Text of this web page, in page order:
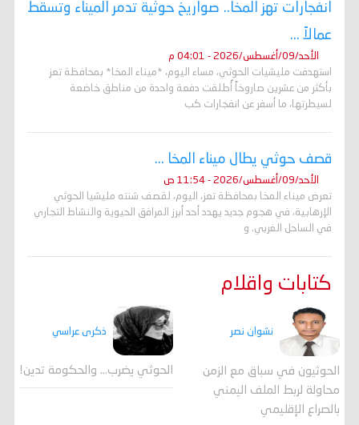
انفجارات تهز المخا.. صواريخ حوثية تدمر الميناء وتسقط
عمالاً ...
الأحد/09/أغسطس/2026 - 04:01 م
استهدفت مليشيات الحوثي، مساء اليوم، *ميناء المخا* بمحافظة تعز
بأكثر من عشرين صاروخاً أُطلقت دفعة واحدة من مناطق خاضعة
لسيطرتها، ما أسفر عن انفجارات كب
قصف حوثي يطال ميناء المخا ...
الأحد/09/أغسطس/2026 - 11:54 ص
تعرض ميناء المخا بمحافظة تعز، اليوم، لقصف شنته مليشيا الحوثي
الإرهابية، في هجوم جديد يهدد أحد أبرز المرافق الحيوية والنشاط التجاري
في الساحل الغربي. و
كتابات واقلام
نشوان نصر
الحوثيون في سباق مع الزمن
محاولة لربط الملف اليمني
بالصراع الإقليمي
ذكرى عراسي
الحوثي يضرب… والحكومة تدين!